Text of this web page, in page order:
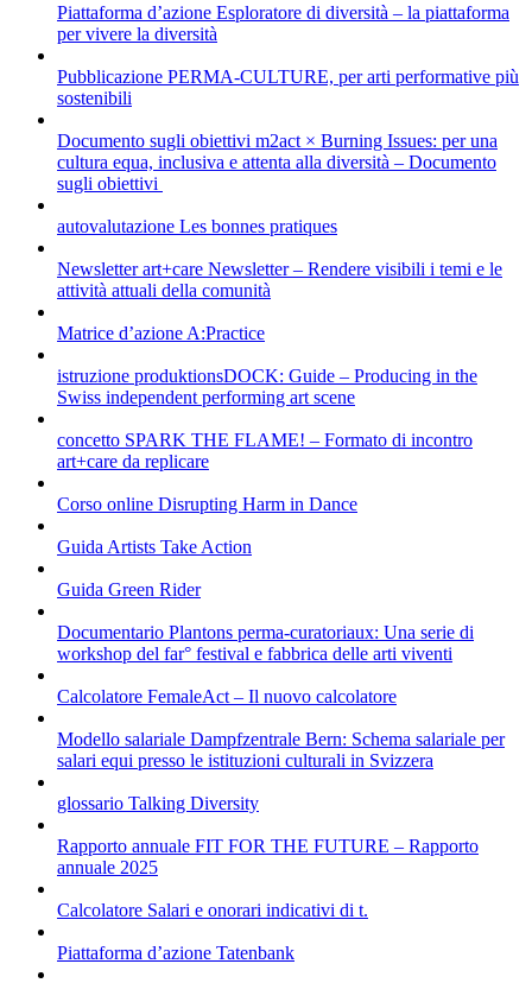
Piattaforma d’azione Esploratore di diversità – la piattaforma
per vivere la diversità
Pubblicazione PERMA-CULTURE, per arti performative più
sostenibili
Documento sugli obiettivi m2act × Burning Issues: per una
cultura equa, inclusiva e attenta alla diversità – Documento
sugli obiettivi
autovalutazione Les bonnes pratiques
Newsletter art+care Newsletter – Rendere visibili i temi e le
attività attuali della comunità
Matrice d’azione A:Practice
istruzione produktionsDOCK: Guide – Producing in the
Swiss independent performing art scene
concetto SPARK THE FLAME! – Formato di incontro
art+care da replicare
Corso online Disrupting Harm in Dance
Guida Artists Take Action
Guida Green Rider
Documentario Plantons perma-curatoriaux: Una serie di
workshop del far° festival e fabbrica delle arti viventi
Calcolatore FemaleAct – Il nuovo calcolatore
Modello salariale Dampfzentrale Bern: Schema salariale per
salari equi presso le istituzioni culturali in Svizzera
glossario Talking Diversity
Rapporto annuale FIT FOR THE FUTURE – Rapporto
annuale 2025
Calcolatore Salari e onorari indicativi di t.
Piattaforma d’azione Tatenbank